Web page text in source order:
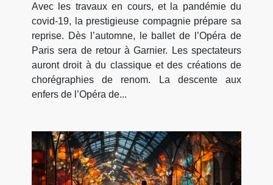
Avec les travaux en cours, et la pandémie du
covid-19, la prestigieuse compagnie prépare sa
reprise. Dès l’automne, le ballet de l’Opéra de
Paris sera de retour à Garnier. Les spectateurs
auront droit à du classique et des créations de
chorégraphies de renom. La descente aux
enfers de l’Opéra de...